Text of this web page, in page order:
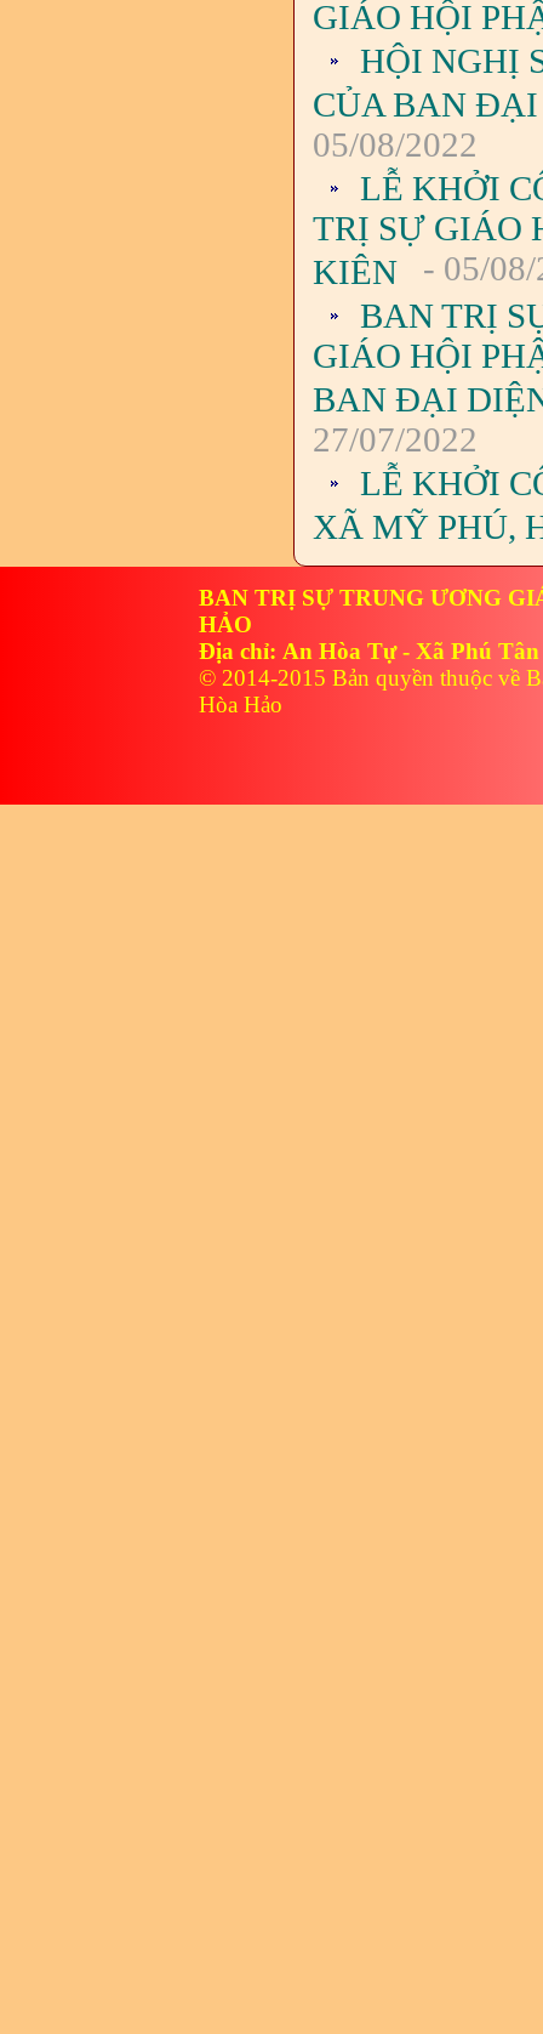
GIÁO HỘI
HỘI NGHỊ
CỦA BAN ĐẠI
05/08/2022
LỄ KHỞI
TRỊ SỰ GIÁO
KIÊN
- 05/
BAN TRỊ
GIÁO HỘI
BAN ĐẠI
27/07/2022
LỄ KHỞI
XÃ MỸ PHÚ,
BAN TRỊ SỰ TRUNG ƯƠNG
HẢO
Địa chỉ: An Hòa Tự - Xã Phú
© 2014-2015 Bản quyền thuộc về
Hòa Hảo